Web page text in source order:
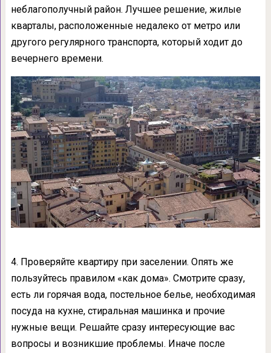
неблагополучный район. Лучшее решение, жилые
кварталы, расположенные недалеко от метро или
другого регулярного транспорта, который ходит до
вечернего времени.
4. Проверяйте квартиру при заселении. Опять же
пользуйтесь правилом «как дома». Смотрите сразу,
есть ли горячая вода, постельное белье, необходимая
посуда на кухне, стиральная машинка и прочие
нужные вещи. Решайте сразу интересующие вас
вопросы и возникшие проблемы. Иначе после